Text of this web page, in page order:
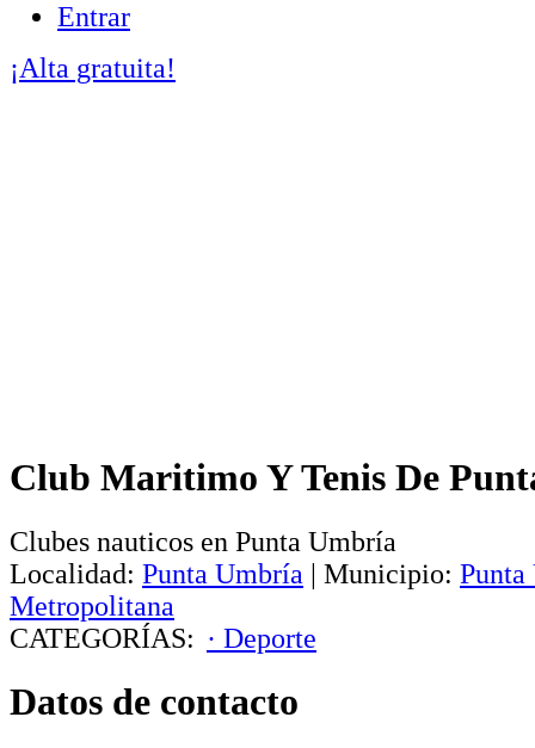
Entrar
¡Alta gratuita!
Club Maritimo Y Tenis De
Clubes nauticos en Punta Umbría
Localidad: Punta Umbría | Municipio:
Metropolitana
CATEGORÍAS: · Deporte
Datos de contacto